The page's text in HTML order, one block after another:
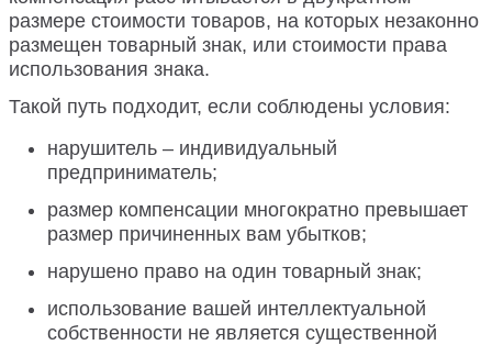
размере стоимости товаров, на которых незаконно
размещен товарный знак, или стоимости права
использования знака.
Такой путь подходит, если соблюдены условия:
нарушитель – индивидуальный
предприниматель;
размер компенсации многократно превышает
размер причиненных вам убытков;
нарушено право на один товарный знак;
использование вашей интеллектуальной
собственности не является существенной